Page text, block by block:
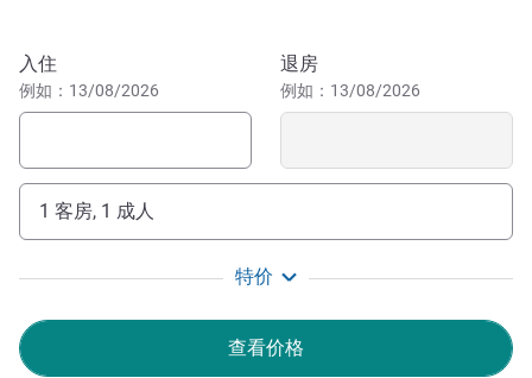
Malasaña 和 La Latina 等热闹的街区，享受这里的美食、
文化和充满活力的夜生活。悦享舒适体验。
与您共享这片区域。您会爱上它的，相信我！在非常安全的
环境中享受这种体验。"
Jose-carlos CALDERON-PEREZ 酒店管理
预订此酒店
入住
例如：13/08/2026
退房
例如：13/08/2026
1 客房, 1 成人
特价
查看价格